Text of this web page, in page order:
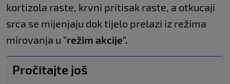
kortizola raste, krvni pritisak raste, a otkucaji
srca se mijenjaju dok tijelo prelazi iz režima
mirovanja u "režim akcije".
Pročitajte još